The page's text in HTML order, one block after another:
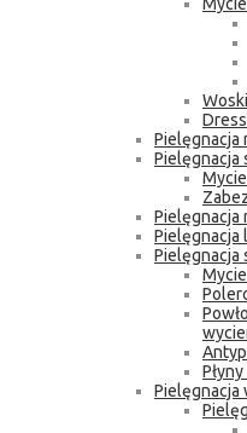
Pielęgnacja
Pielęgnacja
Pielęgnacja
Pielęgnacja
Pielęgnacja